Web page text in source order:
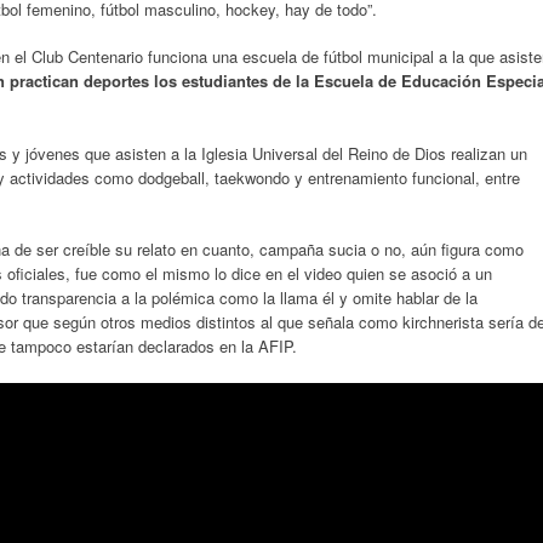
femenino, fútbol masculino, hockey, hay de todo”.
el Club Centenario funciona una escuela de fútbol municipal a la que
deportes los estudiantes de la Escuela de Educación
jóvenes que asisten a la Iglesia Universal del Reino de Dios realizan un
como dodgeball, taekwondo y entrenamiento funcional, entre
de ser creíble su relato en cuanto, campaña sucia o no, aún figura como
fue como el mismo lo dice en el video quien se asoció a un
transparencia a la polémica como la llama él y omite hablar de la
que según otros medios distintos al que señala como kirchnerista sería
estarían declarados en la AFIP.